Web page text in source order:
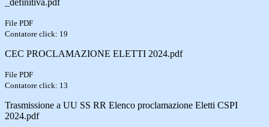
File PDF
Contatore click: 19
CEC PROCLAMAZIONE ELETTI 2024.pdf
File PDF
Contatore click: 13
Trasmissione a UU SS RR Elenco proclamazione Eletti CSPI
2024.pdf